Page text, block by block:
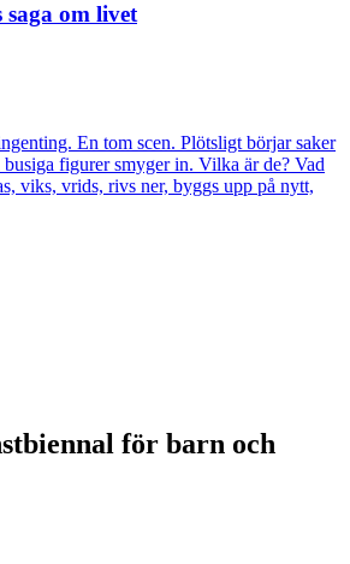
saga om livet
En tom scen. Plötsligt börjar saker
figurer smyger in. Vilka är de? Vad
viks, vrids, rivs ner, byggs upp på nytt,
för barn och